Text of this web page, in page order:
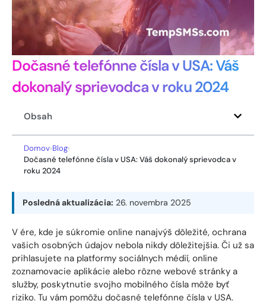
Dočasné telefónne čísla v USA: Váš
dokonalý sprievodca v roku 2024
Obsah
Domov›Blog›
Dočasné telefónne čísla v USA: Váš dokonalý sprievodca v
roku 2024
Posledná aktualizácia: 26. novembra 2025
V ére, kde je súkromie online nanajvýš dôležité, ochrana
vašich osobných údajov nebola nikdy dôležitejšia. Či už sa
prihlasujete na platformy sociálnych médií, online
zoznamovacie aplikácie alebo rôzne webové stránky a
služby, poskytnutie svojho mobilného čísla môže byť
riziko. Tu vám pomôžu dočasné telefónne čísla v USA.